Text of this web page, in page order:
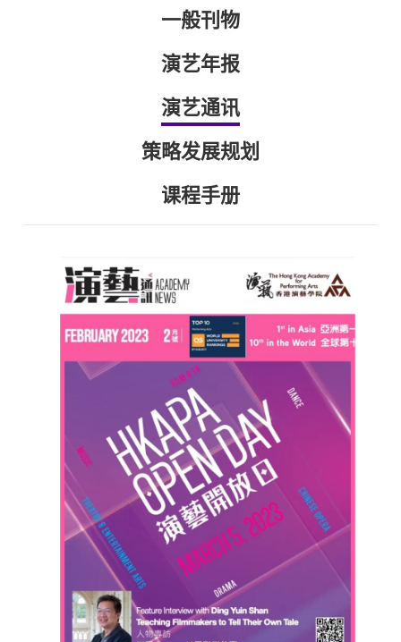
一般刊物
演艺年报
演艺通讯
策略发展规划
课程手册